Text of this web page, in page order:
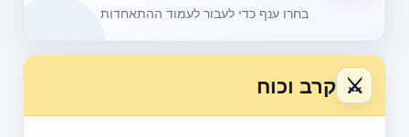
בחרו ענף כדי לעבור לעמוד ההתאחדות
⚔ קרב וכוח